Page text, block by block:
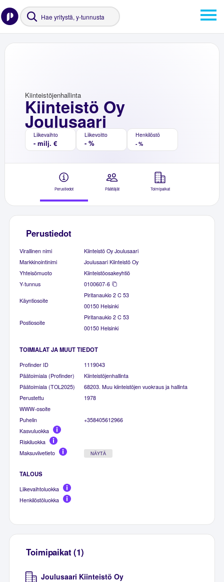
Kiinteistö Oy
Joulusaari
Kiinteistöjenhallinta
Liikevaihto
- milj. €
Liikevoitto
- %
Henkilöstö
- %
Perustiedot Päättäjät Toimipaikat
Perustiedot
Virallinen nimi
Kiinteistö Oy Joulusaari
Markkinointinimi
Joulusaari Kiinteistö Oy
Yhteisömuoto
Kiinteistöosakeyhtiö
Y-tunnus
0100607-6
Käyntiosoite
Piritanaukio 2 C 53
00150 Helsinki
Postiosoite
Piritanaukio 2 C 53
00150 Helsinki
TOIMIALAT JA MUUT TIEDOT
Profinder ID
1119043
Päätoimiala (Profinder)
Kiinteistöjenhallinta
Päätoimiala (TOL2025)
68203. Muu kiinteistöjen vuokraus ja hallinta
Perustettu
1978
WWW-osoite
Puhelin
+358405612966
Kasvuluokka
Riskiluokka
Maksuviivetieto
NÄYTÄ
TALOUS
Liikevaihtoluokka
Henkilöstöluokka
Toimipaikat (1)
Joulusaari Kiinteistö Oy